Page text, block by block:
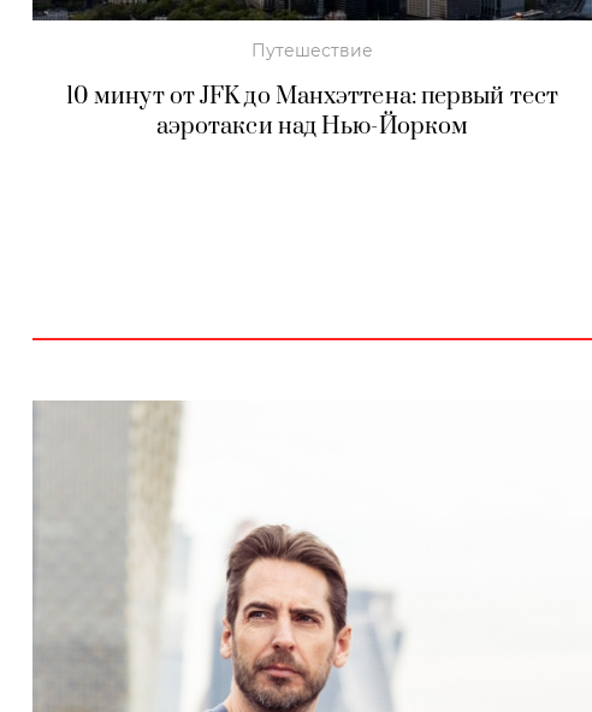
Путешествие
10 минут от JFK до Манхэттена: первый тест
аэротакси над Нью-Йорком